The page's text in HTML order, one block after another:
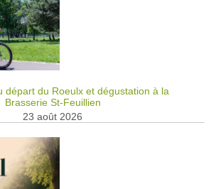
départ du Roeulx et dégustation à la
Brasserie St-Feuillien
23 août 2026